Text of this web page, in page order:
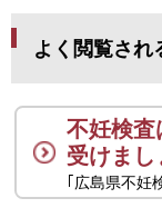
よく閲覧され
不妊検
受けまし
｢広島県不妊